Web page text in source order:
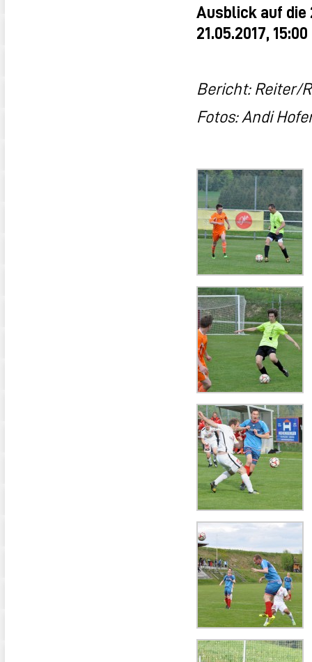
Ausblick auf die
21.05.2017,
Bericht: Reiter/
Fotos: Andi